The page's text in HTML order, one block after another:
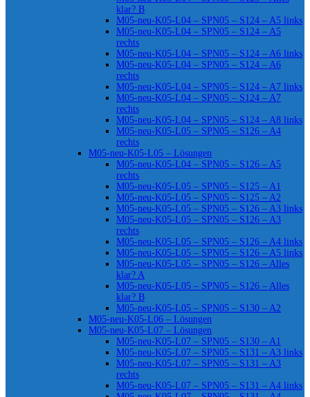
klar? B
M05-neu-K05-L04 – SPN05 – S124 – A5 links
M05-neu-K05-L04 – SPN05 – S124 – A5
rechts
M05-neu-K05-L04 – SPN05 – S124 – A6 links
M05-neu-K05-L04 – SPN05 – S124 – A6
rechts
M05-neu-K05-L04 – SPN05 – S124 – A7 links
M05-neu-K05-L04 – SPN05 – S124 – A7
rechts
M05-neu-K05-L04 – SPN05 – S124 – A8 links
M05-neu-K05-L05 – SPN05 – S126 – A4
rechts
M05-neu-K05-L05 – Lösungen
M05-neu-K05-L04 – SPN05 – S126 – A5
rechts
M05-neu-K05-L05 – SPN05 – S125 – A1
M05-neu-K05-L05 – SPN05 – S125 – A2
M05-neu-K05-L05 – SPN05 – S126 – A3 links
M05-neu-K05-L05 – SPN05 – S126 – A3
rechts
M05-neu-K05-L05 – SPN05 – S126 – A4 links
M05-neu-K05-L05 – SPN05 – S126 – A5 links
M05-neu-K05-L05 – SPN05 – S126 – Alles
klar? A
M05-neu-K05-L05 – SPN05 – S126 – Alles
klar? B
M05-neu-K05-L05 – SPN05 – S130 – A2
M05-neu-K05-L06 – Lösungen
M05-neu-K05-L07 – Lösungen
M05-neu-K05-L07 – SPN05 – S130 – A1
M05-neu-K05-L07 – SPN05 – S131 – A3 links
M05-neu-K05-L07 – SPN05 – S131 – A3
rechts
M05-neu-K05-L07 – SPN05 – S131 – A4 links